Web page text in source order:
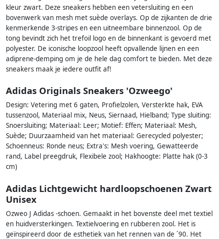
kleur zwart. Deze sneakers hebben een vetersluiting en een
bovenwerk van mesh met suède overlays. Op de zijkanten de drie
kenmerkende 3-stripes en een uitneembare binnenzool. Op de
tong bevindt zich het trefoil logo en de binnenkant is gevoerd met
polyester. De iconische loopzool heeft opvallende lijnen en een
adiprene-demping om je de hele dag comfort te bieden. Met deze
sneakers maak je iedere outfit af!
Adidas Originals Sneakers 'Ozweego'
Design: Vetering met 6 gaten, Profielzolen, Versterkte hak, EVA
tussenzool, Materiaal mix, Neus, Siernaad, Hielband; Type sluiting:
Snoersluiting; Materiaal: Leer; Motief: Effen; Materiaal: Mesh,
Suède; Duurzaamheid van het materiaal: Gerecycled polyester;
Schoenneus: Ronde neus; Extra's: Mesh voering, Gewatteerde
rand, Label preegdruk, Flexibele zool; Hakhoogte: Platte hak (0-3
cm)
Adidas Lichtgewicht hardloopschoenen Zwart
Unisex
Ozweo J Adidas -schoen. Gemaakt in het bovenste deel met textiel
en huidversterkingen. Textielvoering en rubberen zool. Het is
geïnspireerd door de esthetiek van het rennen van de ´90. Het